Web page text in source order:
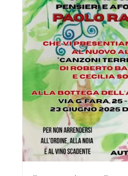
di
Sigma
13
&
il
mondo
senza
sogni